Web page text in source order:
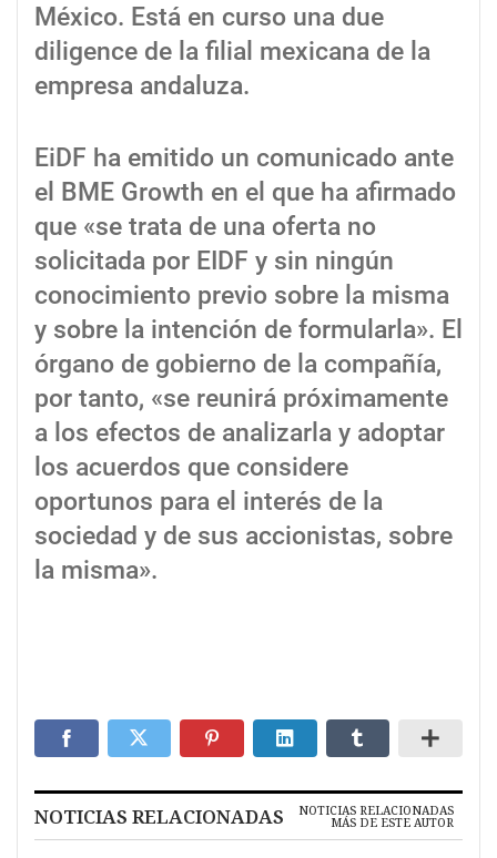
México. Está en curso una due
diligence de la filial mexicana de la
empresa andaluza.
EiDF ha emitido un comunicado ante
el BME Growth en el que ha afirmado
que «se trata de una oferta no
solicitada por EIDF y sin ningún
conocimiento previo sobre la misma
y sobre la intención de formularla». El
órgano de gobierno de la compañía,
por tanto, «se reunirá próximamente
a los efectos de analizarla y adoptar
los acuerdos que considere
oportunos para el interés de la
sociedad y de sus accionistas, sobre
la misma».
NOTICIAS RELACIONADAS NOTICIAS RELACIONADAS
MÁS DE ESTE AUTOR